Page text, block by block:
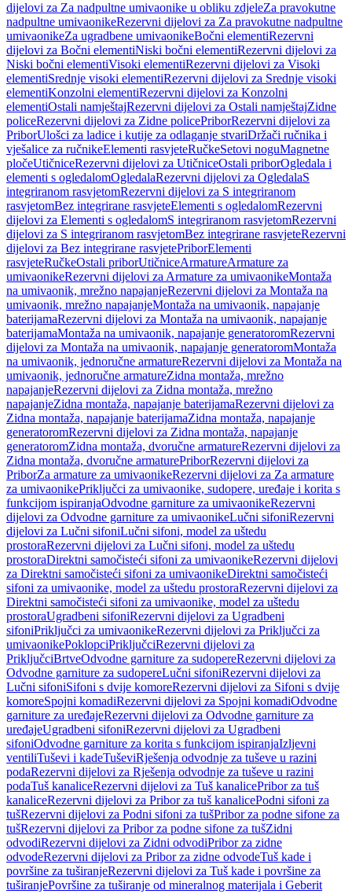
dijelovi za Za nadpultne umivaonike u obliku zdjeleZa pravokutne
nadpultne umivaonikeRezervni dijelovi za Za pravokutne nadpultne
umivaonikeZa ugradbene umivaonikeBočni elementiRezervni
dijelovi za Bočni elementiNiski bočni elementiRezervni dijelovi za
Niski bočni elementiVisoki elementiRezervni dijelovi za Visoki
elementiSrednje visoki elementiRezervni dijelovi za Srednje visoki
elementiKonzolni elementiRezervni dijelovi za Konzolni
elementiOstali namještajRezervni dijelovi za Ostali namještajZidne
policeRezervni dijelovi za Zidne policePriborRezervni dijelovi za
PriborUlošci za ladice i kutije za odlaganje stvariDržači ručnika i
vješalice za ručnikeElementi rasvjeteRučkeSetovi noguMagnetne
pločeUtičniceRezervni dijelovi za UtičniceOstali priborOgledala i
elementi s ogledalomOgledalaRezervni dijelovi za OgledalaS
integriranom rasvjetomRezervni dijelovi za S integriranom
rasvjetomBez integrirane rasvjeteElementi s ogledalomRezervni
dijelovi za Elementi s ogledalomS integriranom rasvjetomRezervni
dijelovi za S integriranom rasvjetomBez integrirane rasvjeteRezervni
dijelovi za Bez integrirane rasvjetePriborElementi
rasvjeteRučkeOstali priborUtičniceArmatureArmature za
umivaonikeRezervni dijelovi za Armature za umivaonikeMontaža
na umivaonik, mrežno napajanjeRezervni dijelovi za Montaža na
umivaonik, mrežno napajanjeMontaža na umivaonik, napajanje
baterijamaRezervni dijelovi za Montaža na umivaonik, napajanje
baterijamaMontaža na umivaonik, napajanje generatoromRezervni
dijelovi za Montaža na umivaonik, napajanje generatoromMontaža
na umivaonik, jednoručne armatureRezervni dijelovi za Montaža na
umivaonik, jednoručne armatureZidna montaža, mrežno
napajanjeRezervni dijelovi za Zidna montaža, mrežno
napajanjeZidna montaža, napajanje baterijamaRezervni dijelovi za
Zidna montaža, napajanje baterijamaZidna montaža, napajanje
generatoromRezervni dijelovi za Zidna montaža, napajanje
generatoromZidna montaža, dvoručne armatureRezervni dijelovi za
Zidna montaža, dvoručne armaturePriborRezervni dijelovi za
PriborZa armature za umivaonikeRezervni dijelovi za Za armature
za umivaonikePriključci za umivaonike, sudopere, uređaje i korita s
funkcijom ispiranjaOdvodne garniture za umivaonikeRezervni
dijelovi za Odvodne garniture za umivaonikeLučni sifoniRezervni
dijelovi za Lučni sifoniLučni sifoni, model za uštedu
prostoraRezervni dijelovi za Lučni sifoni, model za uštedu
prostoraDirektni samočisteći sifoni za umivaonikeRezervni dijelovi
za Direktni samočisteći sifoni za umivaonikeDirektni samočisteći
sifoni za umivaonike, model za uštedu prostoraRezervni dijelovi za
Direktni samočisteći sifoni za umivaonike, model za uštedu
prostoraUgradbeni sifoniRezervni dijelovi za Ugradbeni
sifoniPriključci za umivaonikeRezervni dijelovi za Priključci za
umivaonikePoklopciPriključciRezervni dijelovi za
PriključciBrtveOdvodne garniture za sudopereRezervni dijelovi za
Odvodne garniture za sudopereLučni sifoniRezervni dijelovi za
Lučni sifoniSifoni s dvije komoreRezervni dijelovi za Sifoni s dvije
komoreSpojni komadiRezervni dijelovi za Spojni komadiOdvodne
garniture za uređajeRezervni dijelovi za Odvodne garniture za
uređajeUgradbeni sifoniRezervni dijelovi za Ugradbeni
sifoniOdvodne garniture za korita s funkcijom ispiranjaIzljevni
ventiliTuševi i kadeTuševiRješenja odvodnje za tuševe u razini
podaRezervni dijelovi za Rješenja odvodnje za tuševe u razini
podaTuš kanaliceRezervni dijelovi za Tuš kanalicePribor za tuš
kanaliceRezervni dijelovi za Pribor za tuš kanalicePodni sifoni za
tušRezervni dijelovi za Podni sifoni za tušPribor za podne sifone za
tušRezervni dijelovi za Pribor za podne sifone za tušZidni
odvodiRezervni dijelovi za Zidni odvodiPribor za zidne
odvodeRezervni dijelovi za Pribor za zidne odvodeTuš kade i
površine za tuširanjeRezervni dijelovi za Tuš kade i površine za
tuširanjePovršine za tuširanje od mineralnog materijala i Geberit